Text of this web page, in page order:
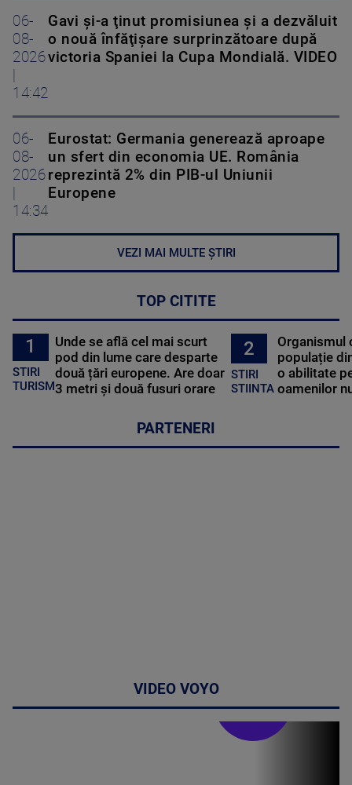
06-
08-
2026
14:42
Gavi şi-a ţinut promisiunea şi a dezvăluit
o nouă înfăţişare surprinzătoare după
victoria Spaniei la Cupa Mondială. VIDEO
06-
08-
2026
14:34
Eurostat: Germania generează aproape
un sfert din economia UE. România
reprezintă 2% din PIB-ul Uniunii
Europene
VEZI MAI MULTE ȘTIRI
TOP CITITE
1
STIRI
TURISM
Unde se află cel mai scurt
pod din lume care desparte
două țări europene. Are doar
3 metri și două fusuri orare
2
STIRI
STIINTA
Organismul
populație
o abilitate
oamenilor
PARTENERI
VIDEO VOYO